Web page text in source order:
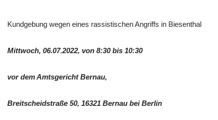
Kundgebung wegen eines rassistischen Angriffs in Biesenthal
Mittwoch, 06.07.2022, von 8:30 bis 10:30
vor dem Amtsgericht Bernau,
Breitscheidstraße 50, 16321 Bernau bei Berlin